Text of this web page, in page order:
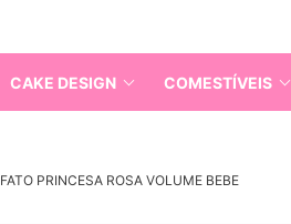
CAKE DESIGN COMESTÍVEIS
FATO PRINCESA ROSA VOLUME BEBE